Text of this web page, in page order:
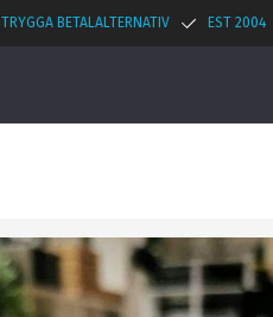
TRYGGA BETALALTERNATIV EST 2004